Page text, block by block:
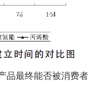
品最终能否被消费者